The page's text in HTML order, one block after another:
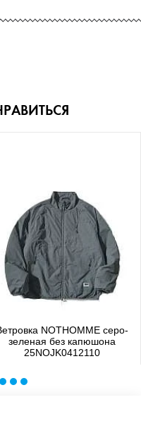
NOTHOMME серо-
зеленая без капюшона
25NOJK0412110